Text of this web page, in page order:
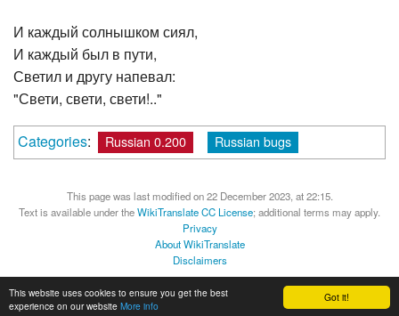
Got it!
This website uses cookies to ensure you get the best
experience on our website More info
И каждый солнышком сиял,
И каждый был в пути,
Светил и другу напевал:
"Свети, свети, свети!.."
Categories: Russian 0.200 Russian bugs
This page was last modified on 22 December 2023, at 22:15.
Text is available under theWikiTranslate CC License; additional terms may apply.
Privacy
About WikiTranslate
Disclaimers
MediaWikiPowered by Semantic MediaWiki